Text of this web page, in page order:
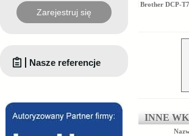
Brother DCP-
INNE
Zarejestruj się
Nasze referencje